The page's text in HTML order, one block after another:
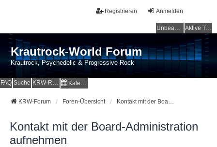
Anmelden
Registrieren
Unbeantwortete Themen Aktive Themen
Krautrock-World Forum
Krautrock, Psychedelic & Progressive Rock
FAQ Suche KRW-Radio Kalender
KRW-Forum Foren-Übersicht Kontakt mit der Board-Administration aufnehmen
Kontakt mit der Board-Administration
aufnehmen